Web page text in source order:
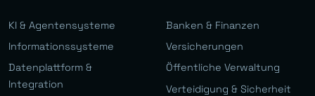
KI & Agentensysteme
Informationssysteme
Datenplattform &
Integration
Banken & Finanzen
Versicherungen
Öffentliche Verwaltung
Verteidigung & Sicherheit